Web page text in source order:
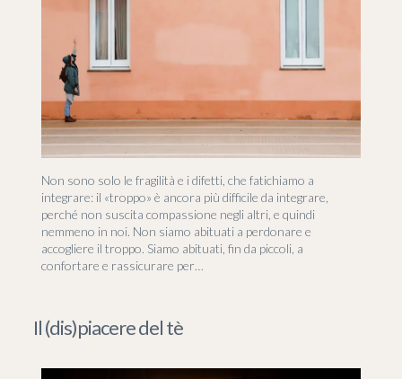
Non sono solo le fragilità e i difetti, che fatichiamo a
integrare: il «troppo» è ancora più difficile da integrare,
perché non suscita compassione negli altri, e quindi
nemmeno in noi. Non siamo abituati a perdonare e
accogliere il troppo. Siamo abituati, fin da piccoli, a
confortare e rassicurare per…
Il (dis)piacere del tè